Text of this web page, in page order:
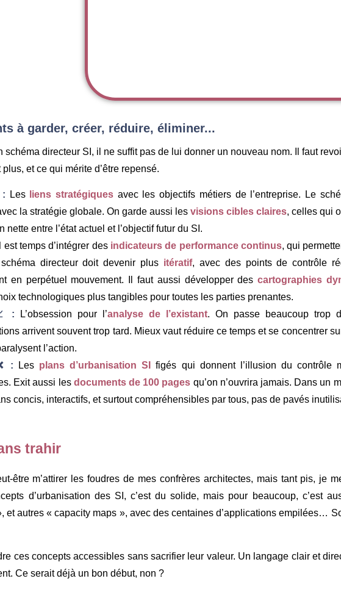
à garder, créer, réduire, éliminer...
schéma directeur SI, il ne suffit pas de lui donner un nouveau nom. Il faut
plus, et ce qui mérite d’être repensé.
: Les liens stratégiquesavec les objectifs métiers de l’entreprise. Le
la stratégie globale. On garde aussi les visions cibles claires, celles qui
nette entre l’état actuel et l’objectif futur du SI.
est temps d’intégrer des indicateurs de performance continus, qui
directeur doit devenir plus itératif, avec des points de contrôle
en perpétuel mouvement. Il faut aussi développer descartographies
technologiques plus tangibles pour toutes les parties prenantes.
: L’obsession pour l’analyse de l’existant. On passe beaucoup trop
arrivent souvent trop tard. Mieux vaut réduire ce temps et se concentrer
l’action.
: Les plans d’urbanisation SI
figés qui donnent l’illusion du contrôle
Exit aussi les documents de 100 pages qu’on n’ouvrira jamais. Dans un
concis, interactifs, et surtout compréhensibles par tous, pas de pavés
trahir
être m’attirer les foudres de mes confrères architectes, mais tant pis, je
d’urbanisation des SI, c’est du solide, mais pour beaucoup, c’est
et autres « capacity maps », avec des centaines d’applications empilées…
ces concepts accessibles sans sacrifier leur valeur. Un langage clair et
Ce serait déjà un bon début, non ?